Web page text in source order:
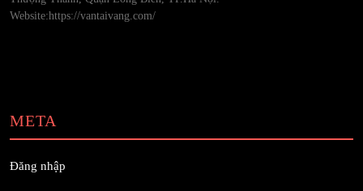
Website:https://vantaivang.com/
META
Đăng nhập